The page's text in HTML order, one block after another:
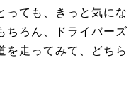
っても、きっと気にな
ちろん、ドライバーズ
を走ってみて、どちら